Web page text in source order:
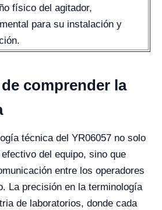
físico del agitador,
para su instalación y
comprender la
técnica del YR06057 no solo
del equipo, sino que
entre los operadores
La precisión en la terminología
de laboratorios, donde cada